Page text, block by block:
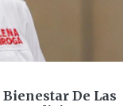
De Las